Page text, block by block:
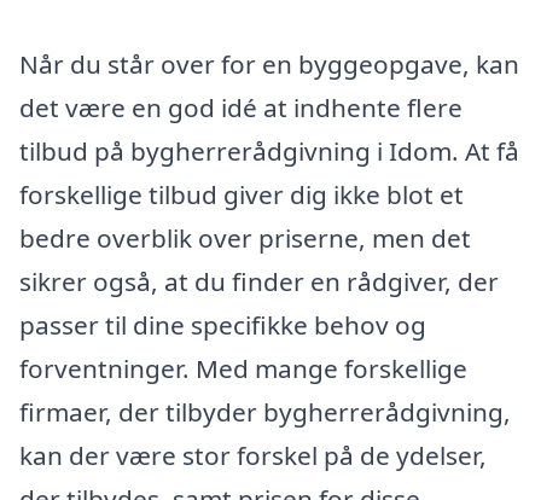
Når du står over for en byggeopgave, kan
det være en god idé at indhente flere
tilbud på bygherrerådgivning i Idom. At få
forskellige tilbud giver dig ikke blot et
bedre overblik over priserne, men det
sikrer også, at du finder en rådgiver, der
passer til dine specifikke behov og
forventninger. Med mange forskellige
firmaer, der tilbyder bygherrerådgivning,
kan der være stor forskel på de ydelser,